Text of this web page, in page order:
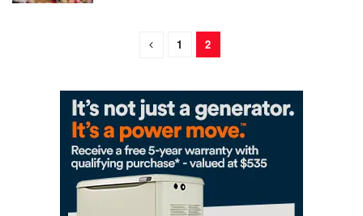
1 2